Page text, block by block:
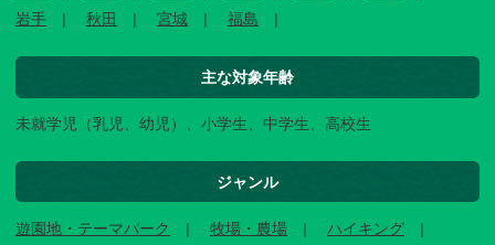
岩手
秋田 宮城 福島
主な対象年齢
未就学児（乳児、幼児）、小学生、中学生、高校生
ジャンル
遊園地・テーマパーク 牧場・農場
ハイキング